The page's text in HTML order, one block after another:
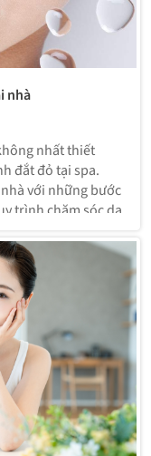
nhà
nhất thiết
đắt đỏ tại spa.
với những bước
trình chăm sóc da
luôn tươi trẻ và